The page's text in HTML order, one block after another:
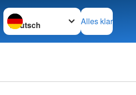
Sprache wechseln zu
Alles klar